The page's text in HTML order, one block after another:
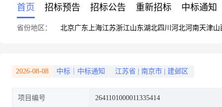
首页 招标预告 招标公告 重新招标 中标通知
省份地区： 北京广东 上海江苏浙江山东湖北四川 河北河南天津山
2026-08-08 中标｜中标通知 江苏省 南京市 建邺区
项目编号 2641101000011335414